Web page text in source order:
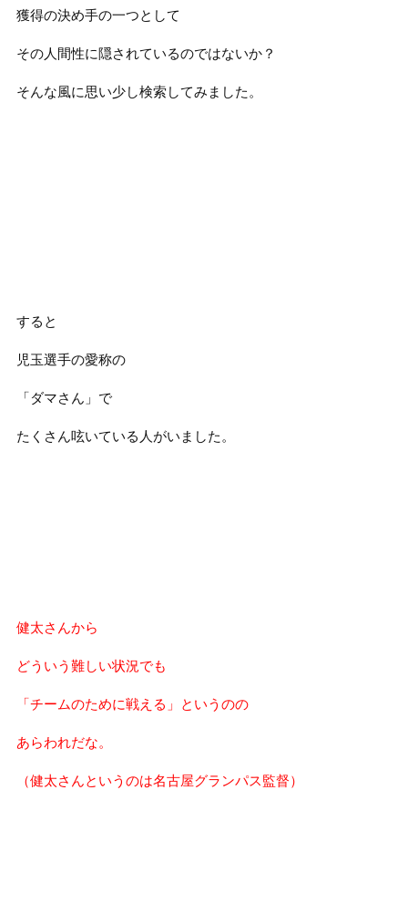
獲得の決め手の一つとして
その人間性に隠されているのではないか？
そんな風に思い少し検索してみました。
すると
児玉選手の愛称の
「ダマさん」で
たくさん呟いている人がいました。
健太さんから
どういう難しい状況でも
「チームのために戦える」というのの
あらわれだな。
（健太さんというのは名古屋グランパス監督）